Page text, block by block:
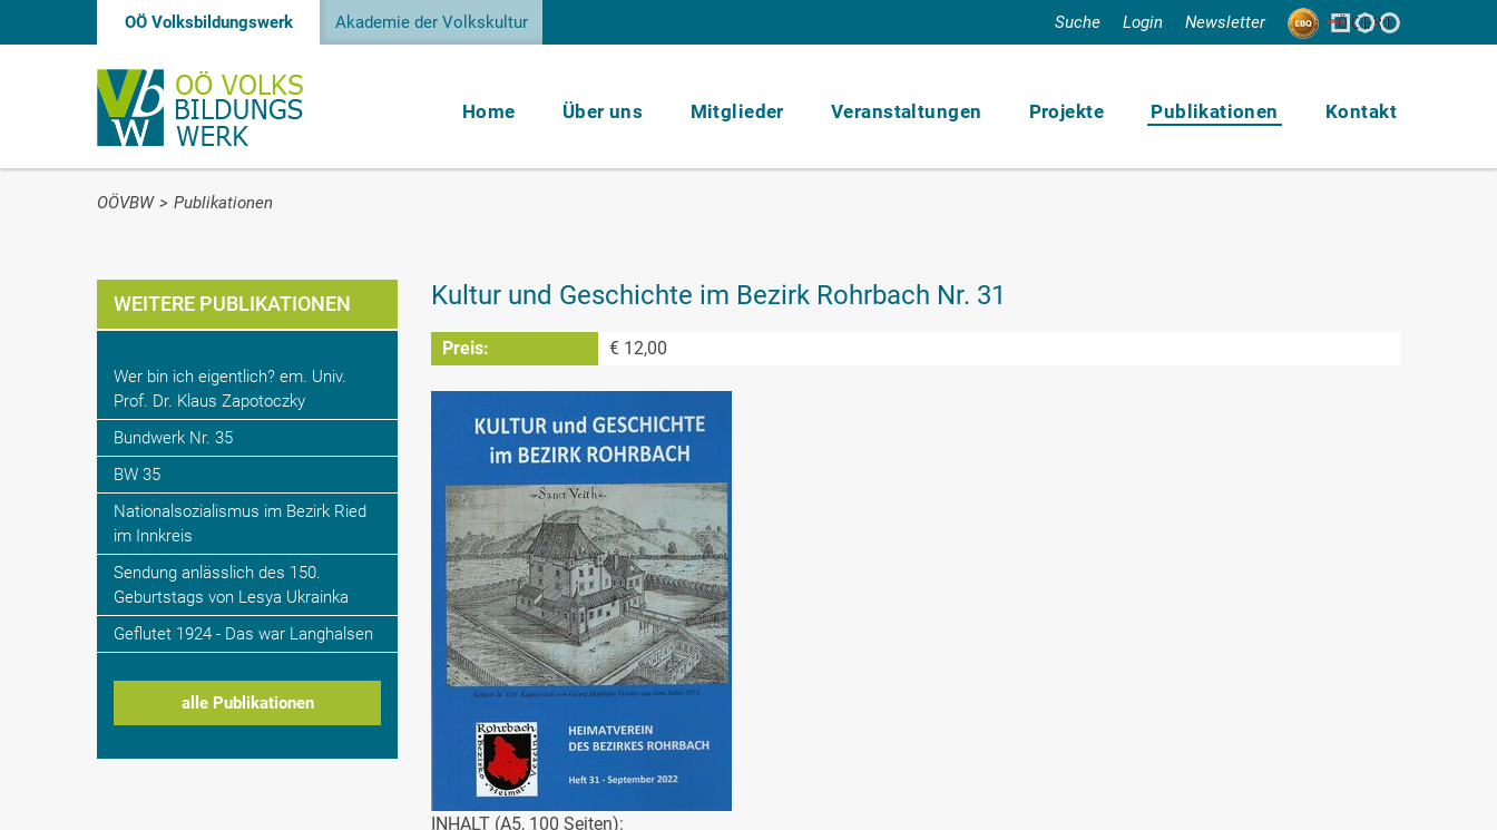
OÖ Volksbildungswerk Akademie der Volkskultur Suche Login Newsletter
Home Über uns Mitglieder Veranstaltungen Projekte Publikationen Kontakt
OÖVBW > Publikationen
WEITERE PUBLIKATIONEN
Wer bin ich eigentlich? em. Univ.
Prof. Dr. Klaus Zapotoczky
Bundwerk Nr. 35
BW 35
Nationalsozialismus im Bezirk Ried
im Innkreis
Sendung anlässlich des 150.
Geburtstags von Lesya Ukrainka
Geflutet 1924 - Das war Langhalsen
alle Publikationen
Kultur und Geschichte im Bezirk Rohrbach Nr. 31
Preis: € 12,00
INHALT (A5, 100 Seiten):